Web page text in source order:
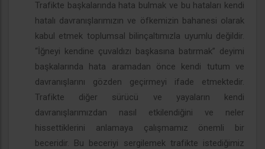
Trafikte başkalarında hata bulmak ve bu hataları kendi
hatalı davranışlarımızın ve öfkemizin bahanesi olarak
kabul etmek toplumsal bilinçaltımızla uyumlu değildir.
“İğneyi kendine çuvaldızı başkasına batırmak” deyimi
başkalarında hata aramadan önce kendi tutum ve
davranışlarını gözden geçirmeyi ifade etmektedir.
Trafikte diğer sürücü ve yayaların kendi
davranışlarımızdan nasıl etkilendiğini ve neler
hissettiklerini anlamaya çalışmamız önemli bir
beceridir. Bu beceriyi sergilemek trafikte istediğimiz